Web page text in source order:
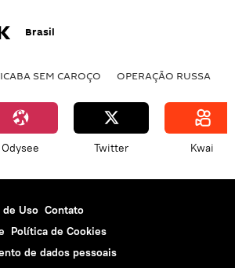
Brasil
SEM CAROÇO OPERAÇÃO RUSSA
Odysee Twitter Kwai
de Uso Contato
Política de Cookies
de dados pessoais